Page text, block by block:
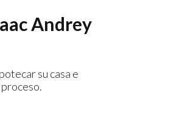
Andrey
su casa e